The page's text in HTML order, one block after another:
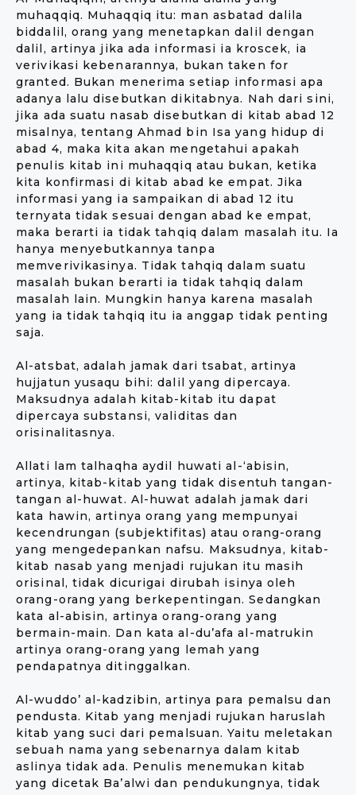
muhaqqiq. Muhaqqiq itu: man asbatad dalila
biddalil, orang yang menetapkan dalil dengan
dalil, artinya jika ada informasi ia kroscek, ia
verivikasi kebenarannya, bukan taken for
granted. Bukan menerima setiap informasi apa
adanya lalu disebutkan dikitabnya. Nah dari sini,
jika ada suatu nasab disebutkan di kitab abad 12
misalnya, tentang Ahmad bin Isa yang hidup di
abad 4, maka kita akan mengetahui apakah
penulis kitab ini muhaqqiq atau bukan, ketika
kita konfirmasi di kitab abad ke empat. Jika
informasi yang ia sampaikan di abad 12 itu
ternyata tidak sesuai dengan abad ke empat,
maka berarti ia tidak tahqiq dalam masalah itu. Ia
hanya menyebutkannya tanpa
memverivikasinya. Tidak tahqiq dalam suatu
masalah bukan berarti ia tidak tahqiq dalam
masalah lain. Mungkin hanya karena masalah
yang ia tidak tahqiq itu ia anggap tidak penting
saja.
Al-atsbat, adalah jamak dari tsabat, artinya
hujjatun yusaqu bihi: dalil yang dipercaya.
Maksudnya adalah kitab-kitab itu dapat
dipercaya substansi, validitas dan
orisinalitasnya.
Allati lam talhaqha aydil huwati al-‘abisin,
artinya, kitab-kitab yang tidak disentuh tangan-
tangan al-huwat. Al-huwat adalah jamak dari
kata hawin, artinya orang yang mempunyai
kecendrungan (subjektifitas) atau orang-orang
yang mengedepankan nafsu. Maksudnya, kitab-
kitab nasab yang menjadi rujukan itu masih
orisinal, tidak dicurigai dirubah isinya oleh
orang-orang yang berkepentingan. Sedangkan
kata al-abisin, artinya orang-orang yang
bermain-main. Dan kata al-du’afa al-matrukin
artinya orang-orang yang lemah yang
pendapatnya ditinggalkan.
Al-wuddo’ al-kadzibin, artinya para pemalsu dan
pendusta. Kitab yang menjadi rujukan haruslah
kitab yang suci dari pemalsuan. Yaitu meletakan
sebuah nama yang sebenarnya dalam kitab
aslinya tidak ada. Penulis menemukan kitab
yang dicetak Ba’alwi dan pendukungnya, tidak